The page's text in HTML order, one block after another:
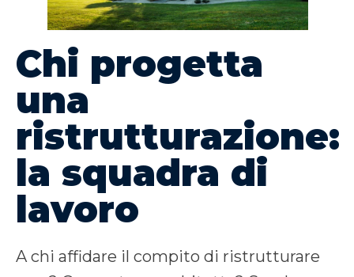
Chi progetta
una
ristrutturazione:
la squadra di
lavoro
A chi affidare il compito di ristrutturare